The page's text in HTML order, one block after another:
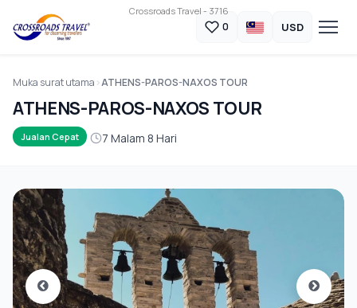
Crossroads Travel - 3716
0 USD
Muka surat utama ATHENS-PAROS-NAXOS TOUR
ATHENS-PAROS-NAXOS TOUR
Jualan Cepat 7 Malam 8 Hari